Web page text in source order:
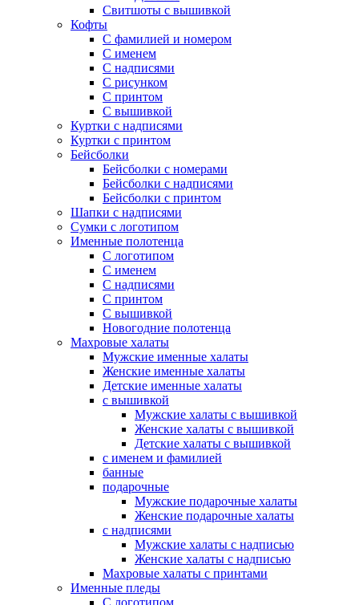
Свитшоты с вышивкой
Кофты
С фамилией и номером
С именем
С надписями
С рисунком
С принтом
С вышивкой
Куртки с надписями
Куртки с принтом
Бейсболки
Бейсболки с номерами
Бейсболки с надписями
Бейсболки с принтом
Шапки с надписями
Сумки с логотипом
Именные полотенца
С логотипом
С именем
С надписями
С принтом
С вышивкой
Новогодние полотенца
Махровые халаты
Мужские именные халаты
Женские именные халаты
Детские именные халаты
с вышивкой
Мужские халаты с вышивкой
Женские халаты с вышивкой
Детские халаты с вышивкой
с именем и фамилией
банные
подарочные
Мужские подарочные халаты
Женские подарочные халаты
с надписями
Мужские халаты с надписью
Женские халаты с надписью
Махровые халаты с принтами
Именные пледы
С логотипом